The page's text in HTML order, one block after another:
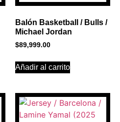
Here
Balón Basketball / Bulls /
Michael Jordan
$89,999.00
Añadir al carrito